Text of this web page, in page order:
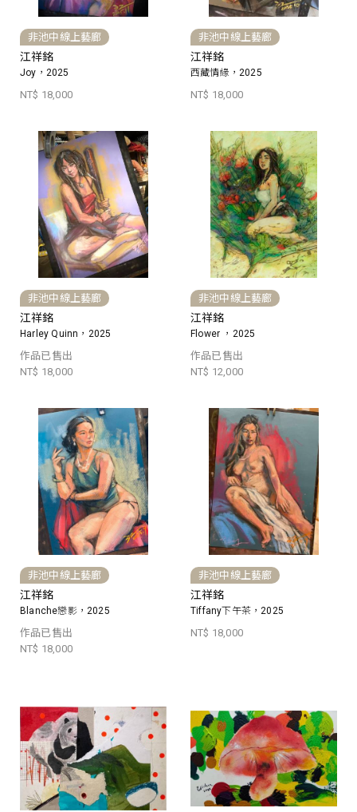
非池中線上藝廊
江祥銘
Joy，2025
NT$ 18,000
非池中線上藝廊
江祥銘
西藏情緣，2025
NT$ 18,000
非池中線上藝廊
江祥銘
Harley Quinn，2025
作品已售出
NT$ 18,000
非池中線上藝廊
江祥銘
Flower ，2025
作品已售出
NT$ 12,000
非池中線上藝廊
江祥銘
Blanche戀影，2025
作品已售出
NT$ 18,000
非池中線上藝廊
江祥銘
Tiffany下午茶，2025
NT$ 18,000